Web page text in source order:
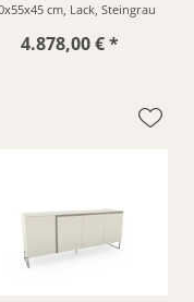
cm, Lack, Steingrau
4.878,00 € *